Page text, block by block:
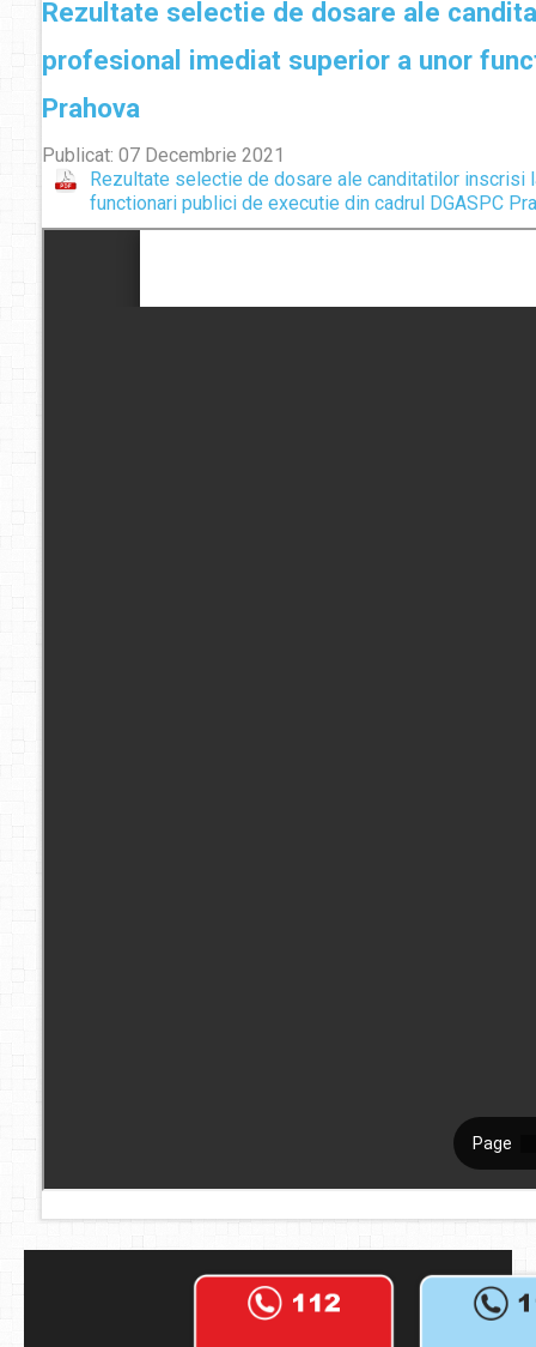
Rezultate selectie de dosare ale
profesional imediat superior a unor
Prahova
Publicat: 07 Decembrie 2021
Rezultate selectie de dosare ale canditatilor inscrisi
functionari publici de executie din cadrul DGASPC